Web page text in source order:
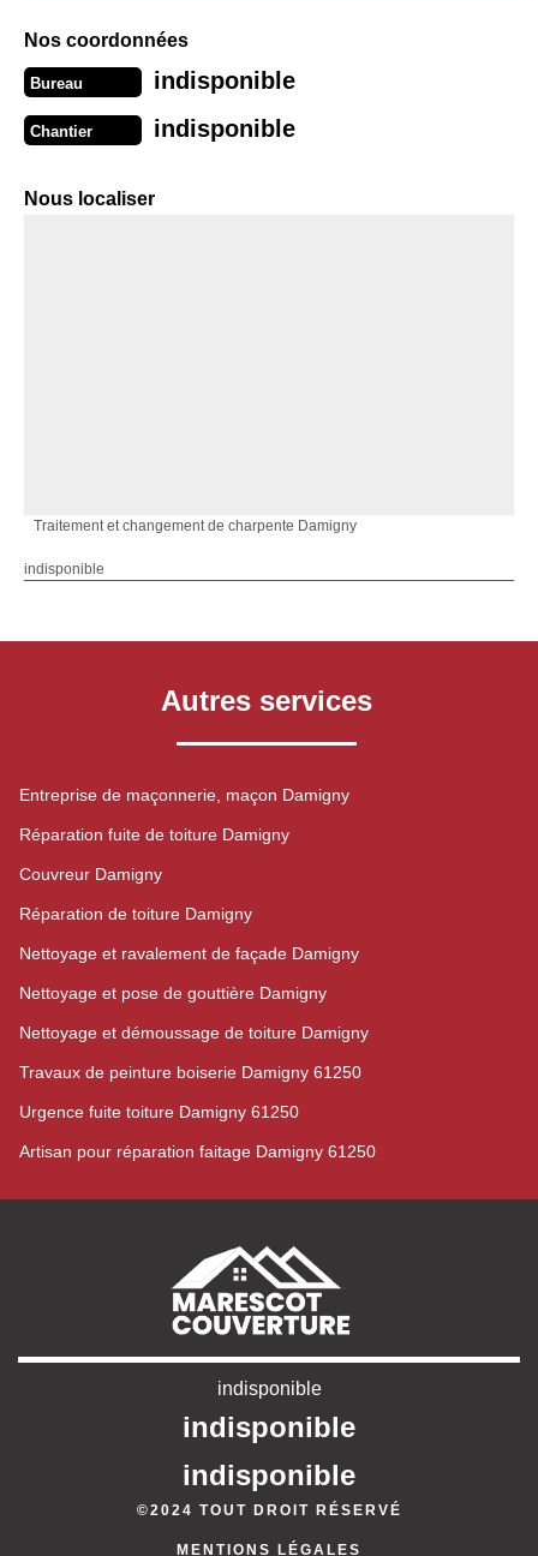
Nos coordonnées
Bureau indisponible
Chantier indisponible
Nous localiser
Traitement et changement de charpente Damigny
indisponible
Autres services
Entreprise de maçonnerie, maçon Damigny
Réparation fuite de toiture Damigny
Couvreur Damigny
Réparation de toiture Damigny
Nettoyage et ravalement de façade Damigny
Nettoyage et pose de gouttière Damigny
Nettoyage et démoussage de toiture Damigny
Travaux de peinture boiserie Damigny 61250
Urgence fuite toiture Damigny 61250
Artisan pour réparation faitage Damigny 61250
indisponible
indisponible
indisponible
©2024 TOUT DROIT RÉSERVÉ
MENTIONS LÉGALES